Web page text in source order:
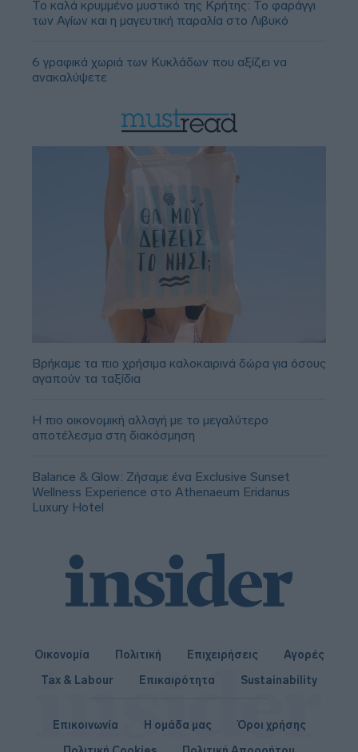
Το καλά κρυμμένο μυστικό της Κρήτης: Το φαράγγι
των Αγίων και η μαγευτική παραλία στο Λιβυκό
6 γραφικά χωριά των Κυκλάδων που αξίζει να
ανακαλύψετε
Βρήκαμε τα πιο χρήσιμα καλοκαιρινά δώρα για όσους
αγαπούν τα ταξίδια
Η πιο οικονομική αλλαγή με το μεγαλύτερο
αποτέλεσμα στη διακόσμηση
Balance & Glow: Ζήσαμε ένα Exclusive Sunset
Wellness Experience στο Athenaeum Eridanus
Luxury Hotel
Οικονομία Πολιτική Επιχειρήσεις
Αγορές
Tax & Labour
Επικαιρότητα Sustainability
Επικοινωνία Η ομάδα μας
Όροι χρήσης